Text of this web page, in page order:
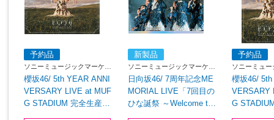
予約品
ソニーミュージックマーケテ
ィング
櫻坂46/ 5th YEAR ANNI
VERSARY LIVE at MUF
G STADIUM 完全生産限
新製品
ソニーミュージックマーケテ
ィング
日向坂46/ 7周年記念ME
MORIAL LIVE「7回目の
ひな誕祭 ～Welcome to
予約品
ソニーミュ
ィング
櫻坂46/
VERSARY
G